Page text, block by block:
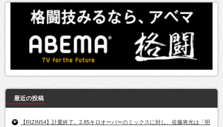
最近の投稿
【RIZIN54】計量終了。2.85キロオーバーのミックスに対し、佐藤将光は「明